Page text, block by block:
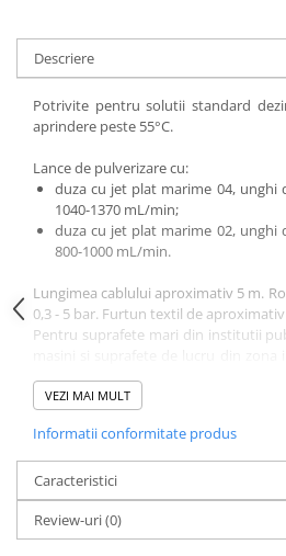
Descriere
Potrivite pentru solutii standard
aprindere peste 55°C.
Lance de pulverizare cu:
duza cu jet plat marime 04, unghi
1040-1370 mL/min;
duza cu jet plat marime 02, unghi
800-1000 mL/min.
Lungimea cablului aproximativ 5 m.
0,3 - 5 bar. Furtun textil de aproximativ
Pentru suprafete mari din institutii
cum ar fi cabinetele medicale, spitalele,
VEZI MAI MULT
Informatii conformitate produs
Caracteristici
Review-uri(0)